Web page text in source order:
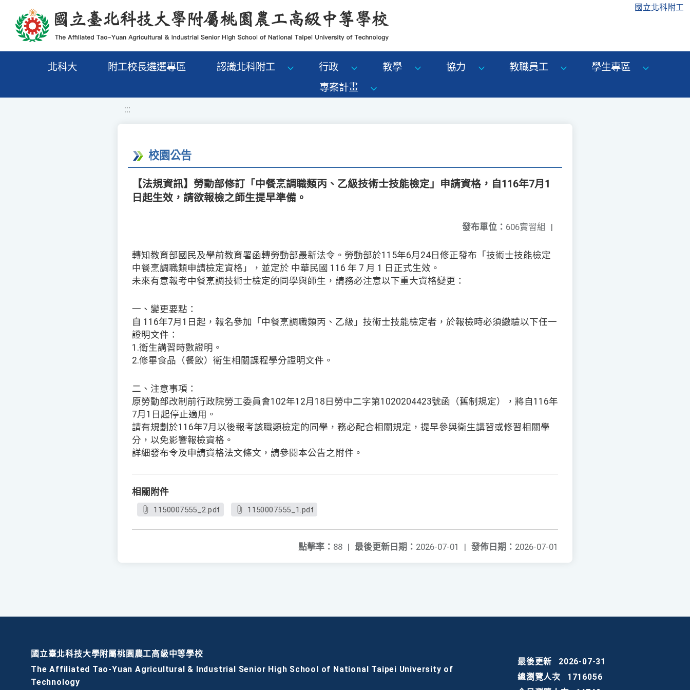
移至網頁之主要內容區位置 國立北科附工
北科大 附工校長遴選專區 認識北科附工 行政 教學 協力 教職員工
學生專區
專案計畫
:::
校園公告
【法規資訊】勞動部修訂「中餐烹調職類丙、乙級技術士技能檢定」申請資格，自116年7月1
日起生效，請欲報檢之師生提早準備。
發布單位： 606實習組 |
轉知教育部國民及學前教育署函轉勞動部最新法令。勞動部於115年6月24日修正發布「技術士技能檢定
中餐烹調職類申請檢定資格」，並定於 中華民國 116 年 7 月 1 日正式生效。
未來有意報考中餐烹調技術士檢定的同學與師生，請務必注意以下重大資格變更：
一、變更要點：
自 116年7月1日起，報名參加「中餐烹調職類丙、乙級」技術士技能檢定者，於報檢時必須繳驗以下任一
證明文件：
1.衛生講習時數證明。
2.修畢食品（餐飲）衛生相關課程學分證明文件。
二、注意事項：
原勞動部改制前行政院勞工委員會102年12月18日勞中二字第1020204423號函（舊制規定），將自116年
7月1日起停止適用。
請有規劃於116年7月以後報考該職類檢定的同學，務必配合相關規定，提早參與衛生講習或修習相關學
分，以免影響報檢資格。
詳細發布令及申請資格法文條文，請參閱本公告之附件。
相關附件
1150007555_2.pdf 1150007555_1.pdf
發佈日期： 2026-07-01
最後更新日期： 2026-07-01 |
點擊率： 88 |
國立臺北科技大學附屬桃園農工高級中等學校
The Affiliated Tao-Yuan Agricultural & Industrial Senior High School of National Taipei University of
Technology
最後更新
2026-07-31
總瀏覽人次
1716056